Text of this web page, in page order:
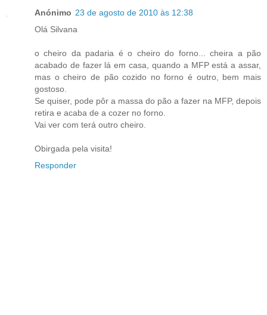
Anónimo 23 de agosto de 2010 às 12:38
Olá Silvana
o cheiro da padaria é o cheiro do forno... cheira a pão
acabado de fazer lá em casa, quando a MFP está a assar,
mas o cheiro de pão cozido no forno é outro, bem mais
gostoso.
Se quiser, pode pôr a massa do pão a fazer na MFP, depois
retira e acaba de a cozer no forno.
Vai ver com terá outro cheiro.
Obirgada pela visita!
Responder